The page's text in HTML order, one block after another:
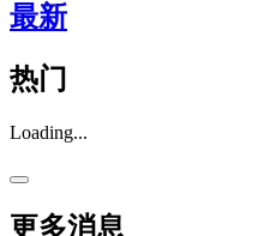
最新
热门
Loading...
更多消息